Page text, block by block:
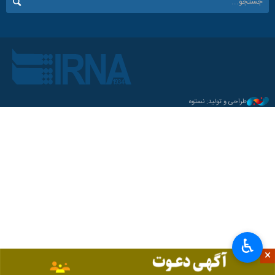
×
طراحی و تولید: نستوه
♿︎